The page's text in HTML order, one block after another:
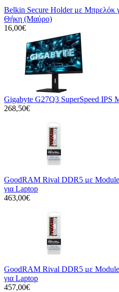
Belkin Secure Holder με Μπρελόκ
Θήκη (Μαύρο)
16,00€
Gigabyte G27Q3 SuperSpeed
268,50€
GoodRAM Rival DDR5 με Module
για Laptop
463,00€
GoodRAM Rival DDR5 με Module
για Laptop
457,00€